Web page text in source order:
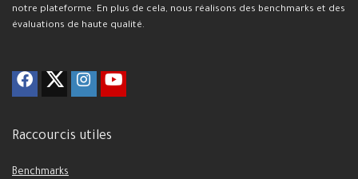
notre plateforme. En plus de cela, nous réalisons des benchmarks et des
évaluations de haute qualité.
Raccourcis utiles
Benchmarks